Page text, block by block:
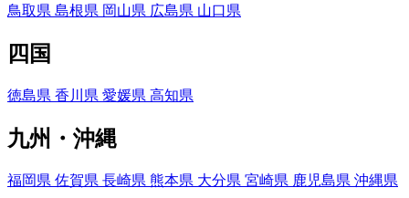
鳥取県 島根県 岡山県 広島県 山口県
四国
徳島県 香川県 愛媛県 高知県
九州・沖縄
福岡県 佐賀県 長崎県 熊本県 大分県 宮崎県 鹿児島県 沖縄県